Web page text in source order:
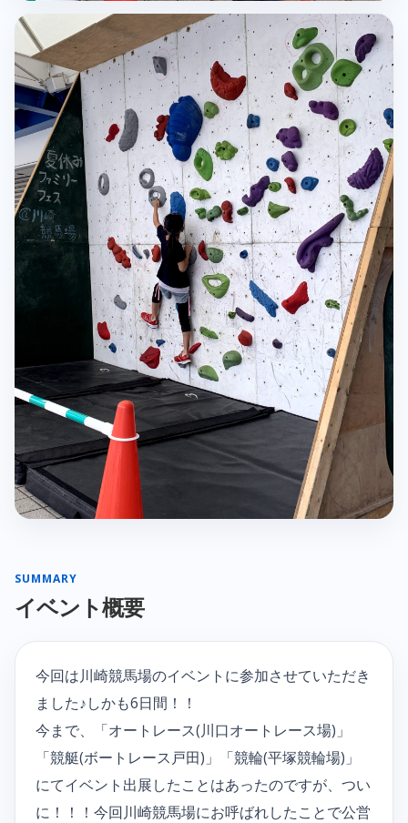
SUMMARY
イベント概要
今回は川崎競馬場のイベントに参加させていただき
ました♪しかも6日間！！
今まで、「オートレース(川口オートレース場)」
「競艇(ボートレース戸田)」「競輪(平塚競輪場)」
にてイベント出展したことはあったのですが、つい
に！！！今回川崎競馬場にお呼ばれしたことで公営